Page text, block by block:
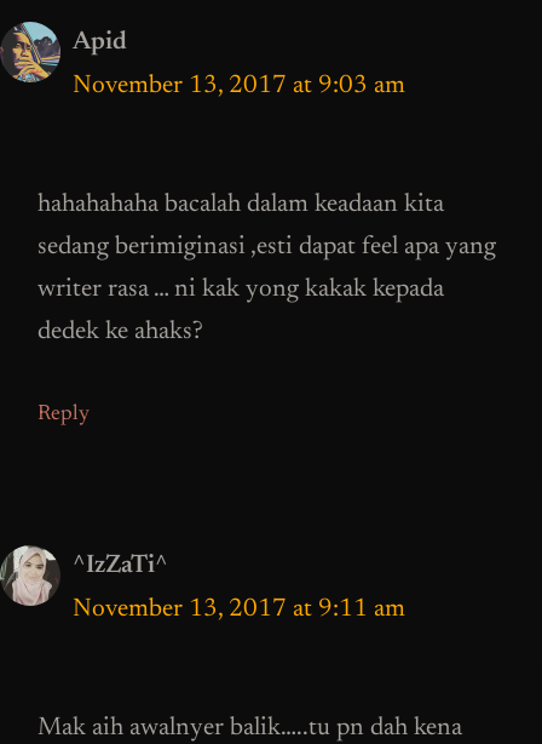
Apid
November 13, 2017 at 9:03 am
hahahahaha bacalah dalam keadaan kita
sedang berimiginasi ,esti dapat feel apa yang
writer rasa … ni kak yong kakak kepada
dedek ke ahaks?
Reply
^IzZaTi^
November 13, 2017 at 9:11 am
Mak aih awalnyer balik…..tu pn dah kena